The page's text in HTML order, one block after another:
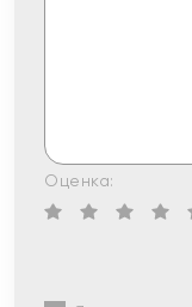
Оценка: